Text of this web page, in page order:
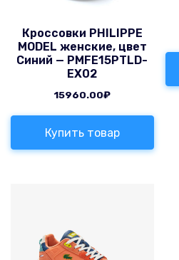
Кроссовки PHILIPPE
MODEL женские, цвет
Синий — PMFE15PTLD-
EX02
15960.00₽
Купить товар